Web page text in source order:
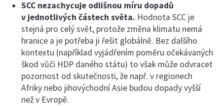
SCC nezachycuje odlišnou míru dopadů
v jednotlivých částech světa. Hodnota SCC je
stejná pro celý svět, protože změna klimatu nemá
hranice a je potřeba ji řešit globálně. Bez dalšího
kontextu (například vyjádřením poměru očekávaných
škod vůči HDP daného státu) to však může odvracet
pozornost od skutečnosti, že např. v regionech
Afriky nebo jihovýchodní Asie budou dopady vyšší
než v Evropě.